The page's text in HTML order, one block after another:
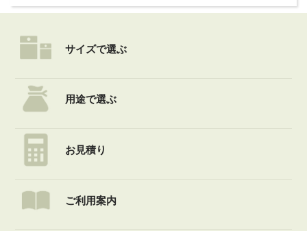
サイズで選ぶ
用途で選ぶ
お見積り
ご利用案内